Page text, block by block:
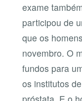
exame
participou de
que os
novembro. O
fundos para
os institutos